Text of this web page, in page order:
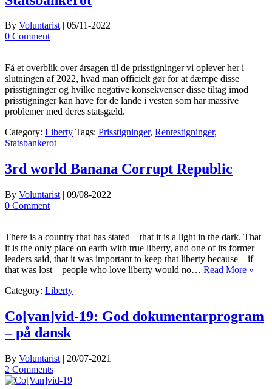
By Voluntarist | 05/11-2022
0 Comment
Få et overblik over årsagen til de prisstigninger vi oplever her i
slutningen af 2022, hvad man officielt gør for at dæmpe disse
prisstigninger og hvilke negative konsekvenser disse tiltag imod
prisstigninger kan have for de lande i vesten som har massive
problemer med deres statsgæld.
Category: Liberty Tags: Prisstigninger, Rentestigninger,
Statsbankerot
3rd world Banana Corrupt Republic
By Voluntarist | 09/08-2022
0 Comment
There is a country that has stated – that it is a light in the dark. That
it is the only place on earth with true liberty, and one of its former
leaders said, that it was important to keep that liberty because – if
that was lost – people who love liberty would no… Read More »
Category: Liberty
Co[van]vid-19: God dokumentarprogram
– på dansk
By Voluntarist | 20/07-2021
2 Comments